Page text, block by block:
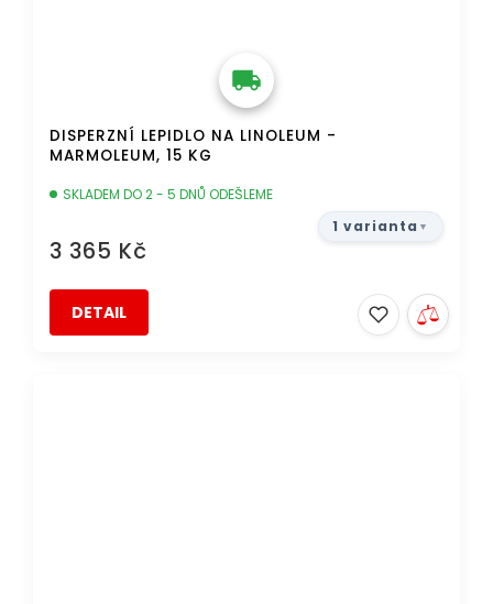
DISPERZNÍ LEPIDLO NA LINOLEUM -
MARMOLEUM, 15 KG
SKLADEM DO 2 - 5 DNŮ ODEŠLEME
3 365 Kč
DETAIL
1 varianta